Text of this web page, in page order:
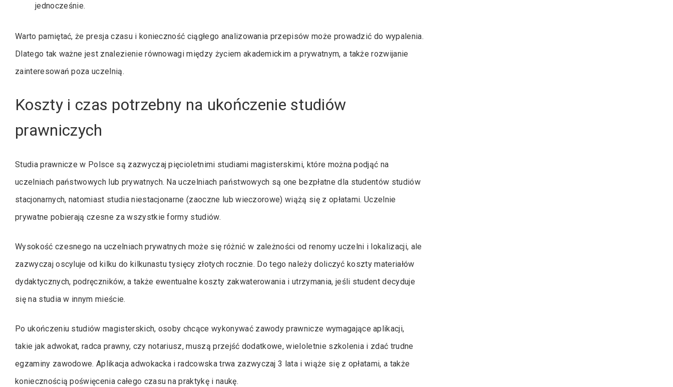
jednocześnie.
Warto pamiętać, że presja czasu i konieczność ciągłego analizowania przepisów może prowadzić do wypalenia.
Dlatego tak ważne jest znalezienie równowagi między życiem akademickim a prywatnym, a także rozwijanie
zainteresowań poza uczelnią.
Koszty i czas potrzebny na ukończenie studiów
prawniczych
Studia prawnicze w Polsce są zazwyczaj pięcioletnimi studiami magisterskimi, które można podjąć na
uczelniach państwowych lub prywatnych. Na uczelniach państwowych są one bezpłatne dla studentów studiów
stacjonarnych, natomiast studia niestacjonarne (zaoczne lub wieczorowe) wiążą się z opłatami. Uczelnie
prywatne pobierają czesne za wszystkie formy studiów.
Wysokość czesnego na uczelniach prywatnych może się różnić w zależności od renomy uczelni i lokalizacji, ale
zazwyczaj oscyluje od kilku do kilkunastu tysięcy złotych rocznie. Do tego należy doliczyć koszty materiałów
dydaktycznych, podręczników, a także ewentualne koszty zakwaterowania i utrzymania, jeśli student decyduje
się na studia w innym mieście.
Po ukończeniu studiów magisterskich, osoby chcące wykonywać zawody prawnicze wymagające aplikacji,
takie jak adwokat, radca prawny, czy notariusz, muszą przejść dodatkowe, wieloletnie szkolenia i zdać trudne
egzaminy zawodowe. Aplikacja adwokacka i radcowska trwa zazwyczaj 3 lata i wiąże się z opłatami, a także
koniecznością poświęcenia całego czasu na praktykę i naukę.